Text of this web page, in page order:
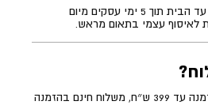
החבילות מגיעות עם שליח עד הבית תוך 5 ימי עסקים מיום
לאיסוף עצמי בתאום מראש.
עלות המשלוח 29 ש״ח בהזמנה עד 399 ש״ח, משלוח חינם בהזמנה